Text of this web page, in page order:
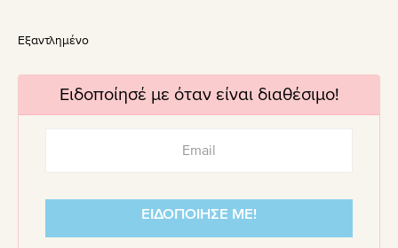
Εξαντλημένο
Ειδοποίησέ με όταν είναι διαθέσιμο!
ΕΙΔΟΠΟΙΗΣΕ ΜΕ!